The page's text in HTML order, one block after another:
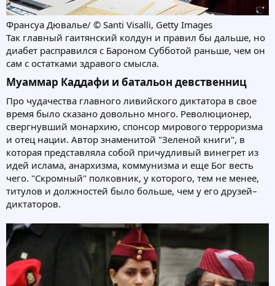
Франсуа Дювалье/ © Santi Visalli, Getty Images
Так главный гаитянский колдун и правил бы дальше, но
диабет расправился с Бароном Субботой раньше, чем он
сам с остатками здравого смысла.
Муаммар Каддафи и батальон девственниц​
Про чудачества главного ливийского диктатора в свое
время было сказано довольно много. Революционер,
свергнувший монархию, спонсор мирового терроризма
и отец нации. Автор знаменитой "Зеленой книги", в
которая представляла собой причудливый винегрет из
идей ислама, анархизма, коммунизма и еще Бог весть
чего. "Скромный" полковник, у которого, тем не менее,
титулов и должностей было больше, чем у его друзей–
диктаторов.